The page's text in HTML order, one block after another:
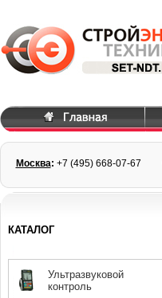
Москва: +7 (495) 668-07-67
КАТАЛОГ
Ультразвуковой
контроль